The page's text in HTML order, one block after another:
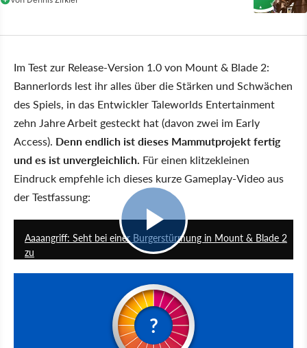
Im Test zur Release-Version 1.0 von Mount & Blade 2:
Bannerlords lest ihr alles über die Stärken und Schwächen
des Spiels, in das Entwickler Taleworlds Entertainment
zehn Jahre Arbeit gesteckt hat (davon zwei im Early
Access). Denn endlich ist dieses Mammutprojekt fertig
und es ist unvergleichlich. Für einen klitzekleinen
Eindruck empfehle ich dieses kurze Gameplay-Video aus
der Testfassung:
Aaaangriff: Seht bei einer Burgerstürmung in Mount & Blade 2
zu
?